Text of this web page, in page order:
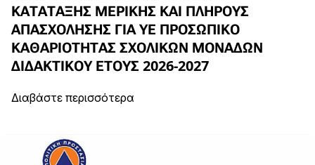
ΚΑΤΑΤΑΞΗΣ ΜΕΡΙΚΗΣ ΚΑΙ ΠΛΗΡΟΥΣ
ΑΠΑΣΧΟΛΗΣΗΣ ΓΙΑ ΥΕ ΠΡΟΣΩΠΙΚΟ
ΚΑΘΑΡΙΟΤΗΤΑΣ ΣΧΟΛΙΚΩΝ ΜΟΝΑΔΩΝ
ΔΙΔΑΚΤΙΚΟΥ ΕΤΟΥΣ 2026-2027
Διαβάστε περισσότερα